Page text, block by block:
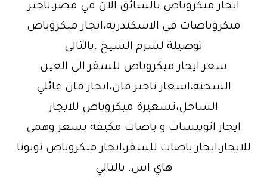
ايجار ميكروباص بالسائق الان في مصر،تاجير
ميكروباصات في الاسكندرية،ايجار ميكروباص
توصيلة لشرم الشيخ .بالتالي
سعر ايجار ميكروباص للسفر الي العين
السخنة،اسعار تاجير فان،ايجار فان عائلي
الساحل،تسعيرة ميكروباص للايجار
ايجار اتوبيسات و باصات مكيفة بسعر وهمي
للايجار،ايجار باصات للسفر،ايجار ميكروباص تويوتا
هاي اس. بالتالي